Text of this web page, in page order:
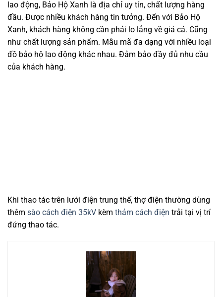
lao động, Bảo Hộ Xanh là địa chỉ uy tín, chất lượng hàng
đầu. Được nhiều khách hàng tin tưởng. Đến với Bảo Hộ
Xanh, khách hàng không cần phải lo lắng về giá cả. Cũng
như chất lượng sản phẩm. Mẫu mã đa dạng với nhiều loại
đồ bảo hộ lao động khác nhau. Đảm bảo đầy đủ nhu cầu
của khách hàng.
Khi thao tác trên lưới điện trung thế, thợ điện thường dùng
thêm sào cách điện 35kV kèm thảm cách điện trải tại vị trí
đứng thao tác.